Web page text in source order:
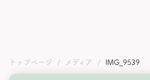
トップページ メディア IMG_9539